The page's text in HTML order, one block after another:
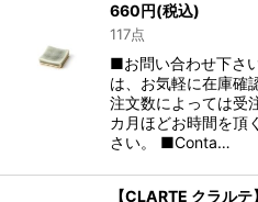
660円(税込)
117点
■お問い合わせ下さ
は、お気軽に在庫確
注文数によっては受
カ月ほどお時間を頂
さい。 ■Conta…
【CLARTE クラル